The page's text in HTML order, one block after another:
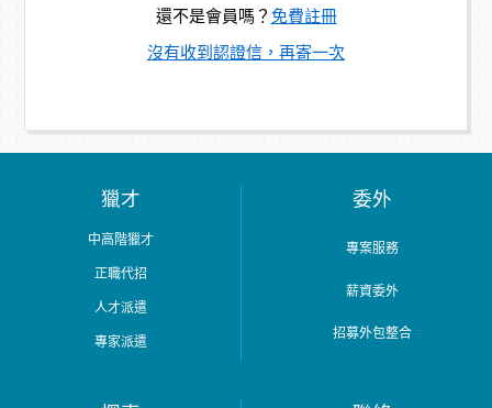
還不是會員嗎？ 免費註冊
沒有收到認證信，再寄一次
獵才
中高階獵才
正職代招
人才派遣
專家派遣
委外
專案服務
薪資委外
招募外包整合